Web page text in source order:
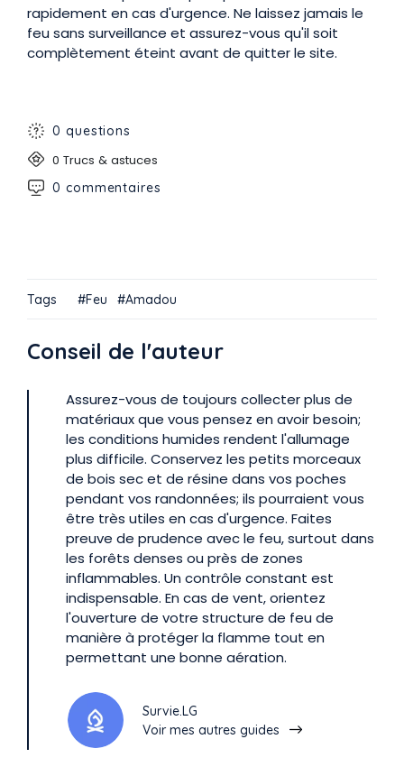
rapidement en cas d'urgence. Ne laissez jamais le
feu sans surveillance et assurez-vous qu'il soit
complètement éteint avant de quitter le site.
0 questions
0 Trucs & astuces
0 commentaires
Tags Feu Amadou
Conseil de l'auteur
Assurez-vous de toujours collecter plus de
matériaux que vous pensez en avoir besoin;
les conditions humides rendent l'allumage
plus difficile. Conservez les petits morceaux
de bois sec et de résine dans vos poches
pendant vos randonnées; ils pourraient vous
être très utiles en cas d'urgence. Faites
preuve de prudence avec le feu, surtout dans
les forêts denses ou près de zones
inflammables. Un contrôle constant est
indispensable. En cas de vent, orientez
l'ouverture de votre structure de feu de
manière à protéger la flamme tout en
permettant une bonne aération.
Survie.LG
Voir mes autres guides